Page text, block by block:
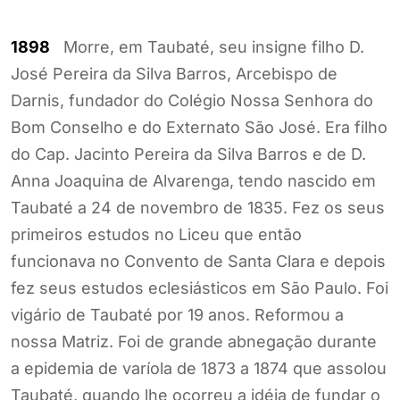
1898 Morre, em Taubaté, seu insigne filho D.
José Pereira da Silva Barros, Arcebispo de
Darnis, fundador do Colégio Nossa Senhora do
Bom Conselho e do Externato São José. Era filho
do Cap. Jacinto Pereira da Silva Barros e de D.
Anna Joaquina de Alvarenga, tendo nascido em
Taubaté a 24 de novembro de 1835. Fez os seus
primeiros estudos no Liceu que então
funcionava no Convento de Santa Clara e depois
fez seus estudos eclesiásticos em São Paulo. Foi
vigário de Taubaté por 19 anos. Reformou a
nossa Matriz. Foi de grande abnegação durante
a epidemia de varíola de 1873 a 1874 que assolou
Taubaté, quando lhe ocorreu a idéia de fundar o